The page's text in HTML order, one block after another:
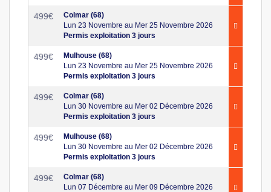
499€
Colmar (68)
Lun 23 Novembre au Mer 25 Novembre 2026
Permis exploitation 3 jours
499€
Mulhouse (68)
Lun 23 Novembre au Mer 25 Novembre 2026
Permis exploitation 3 jours
499€
Colmar (68)
Lun 30 Novembre au Mer 02 Décembre 2026
Permis exploitation 3 jours
499€
Mulhouse (68)
Lun 30 Novembre au Mer 02 Décembre 2026
Permis exploitation 3 jours
499€
Colmar (68)
Lun 07 Décembre au Mer 09 Décembre 2026